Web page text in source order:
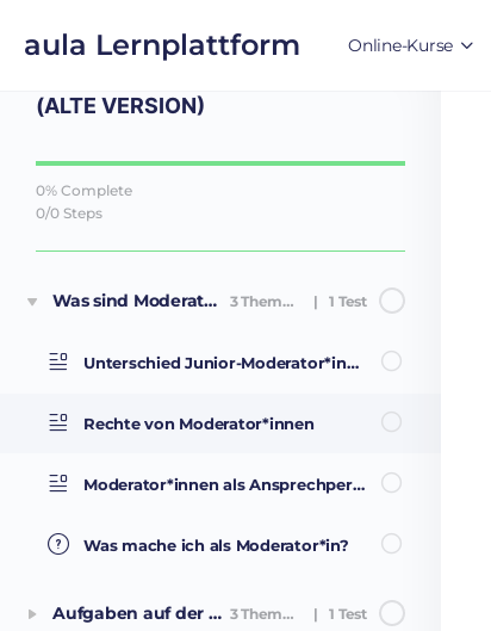
aula Lernplattform Online-Kurse
MODERATOR*INNEN AN SCHULEN
(ALTE VERSION)
0% Complete
0/0 Steps
Was sind Moderator*innen? 3 Themen | 1 Test
Unterschied Junior-Moderator*innen und Moderator*innen
Rechte von Moderator*innen
Moderator*innen als Ansprechpersonen für andere User
Was mache ich als Moderator*in?
Aufgaben auf der Plattform 3 Themen | 1 Test